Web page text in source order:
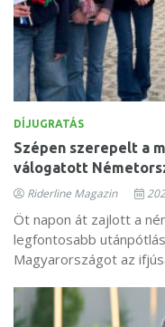
DÍJUGRATÁS
Szépen szerepelt a
válogatott
Riderline Magazin
Öt napon át zajlott a
legfontosabb
Magyarországot az